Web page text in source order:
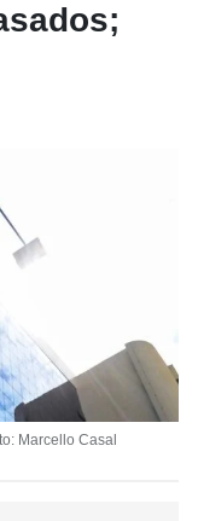
Marcello Casal